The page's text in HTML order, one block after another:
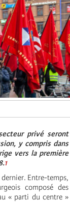
privé seront
y compris dans
vers la première
1
Entre-temps,
composé des
« parti du centre »